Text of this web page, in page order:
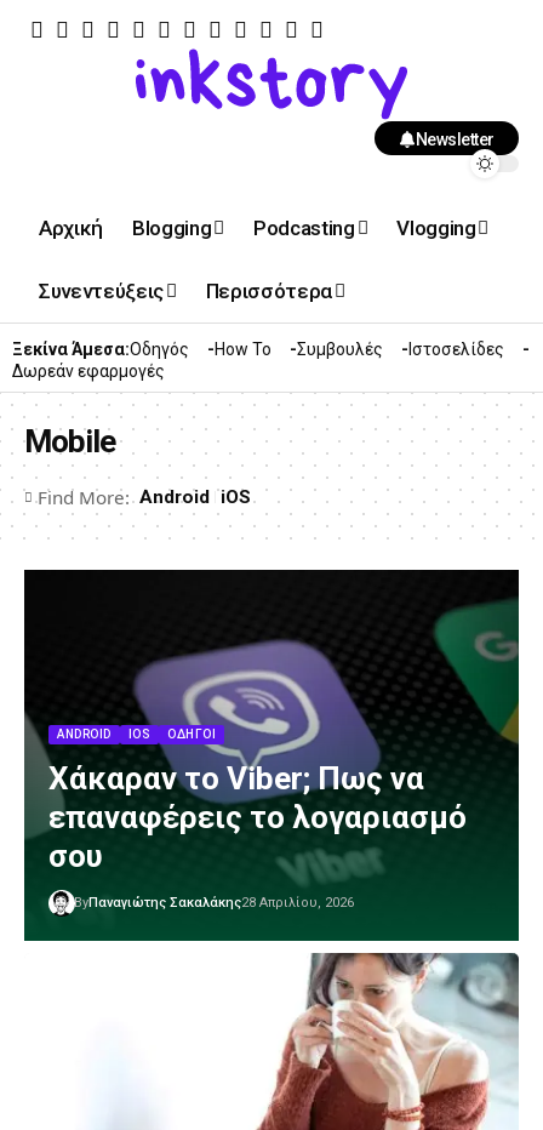
Newsletter
Αρχική Blogging Podcasting Vlogging
Συνεντεύξεις Περισσότερα
Ξεκίνα Άμεσα:Οδηγός How To Συμβουλές
Ιστοσελίδες
Δωρεάν εφαρμογές
Mobile
Find More: Android iOS
ANDROID IOS ΟΔΗΓΟΊ
Χάκαραν το Viber; Πως να
επαναφέρεις το λογαριασμό
σου
ByΠαναγιώτης Σακαλάκης28 Απριλίου, 2026